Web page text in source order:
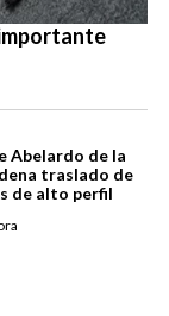
Abelardo de la
traslado de
de alto perfil